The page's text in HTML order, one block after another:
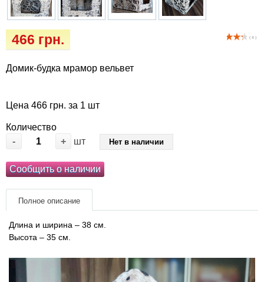
( 4 )
466 грн.
Домик-будка мрамор вельвет
Цена 466 грн. за 1 шт
Количество
-
+ шт Нет в наличии
Сообщить о наличии
Полное описание
Длина и ширина – 38 см.
Высота – 35 см.
Ласощі та корма
Vet Diet Canine Wet - ветеринарные диеты
килимки
Миски, автогодівниці, поілки
Переноски, сумки, клітки
Подарункові сертифікати
Товари для голубів